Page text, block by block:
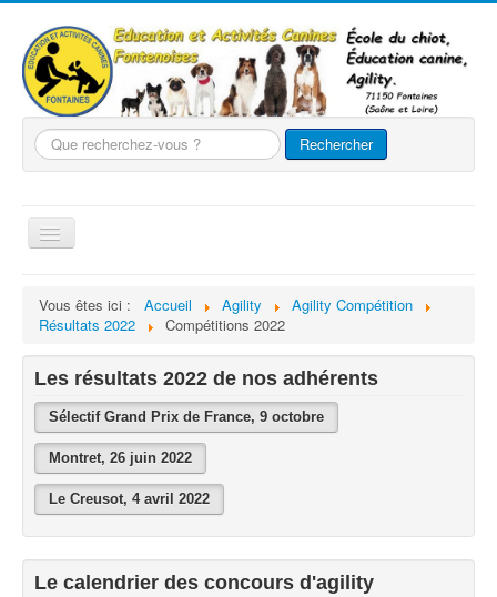
Que
recherchez-
vous
Rechercher
Basculer
la
Le club
Nos activités
Agility
Evènements
Exercices à la maison
Vous êtes ici : Accueil Agility
Agility Compétition
Résultats 2022
Compétitions 2022
Les résultats 2022 de nos adhérents
Sélectif Grand Prix de France, 9 octobre
Montret, 26 juin 2022
Le Creusot, 4 avril 2022
Le calendrier des concours d'agility